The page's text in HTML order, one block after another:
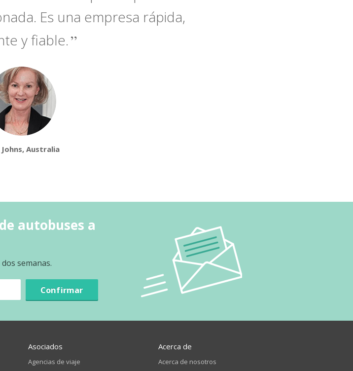
Es una empresa rápida,
y fiable.
Johns, Australia
autobuses a
semanas.
Confirmar
Asociados
Agencias de viaje
Acerca de
Acerca de nosotros